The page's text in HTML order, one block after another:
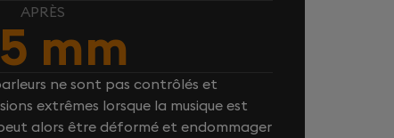
APRÈS
mm
ne sont pas contrôlés et
extrêmes lorsque la musique est
alors être déformé et endommager